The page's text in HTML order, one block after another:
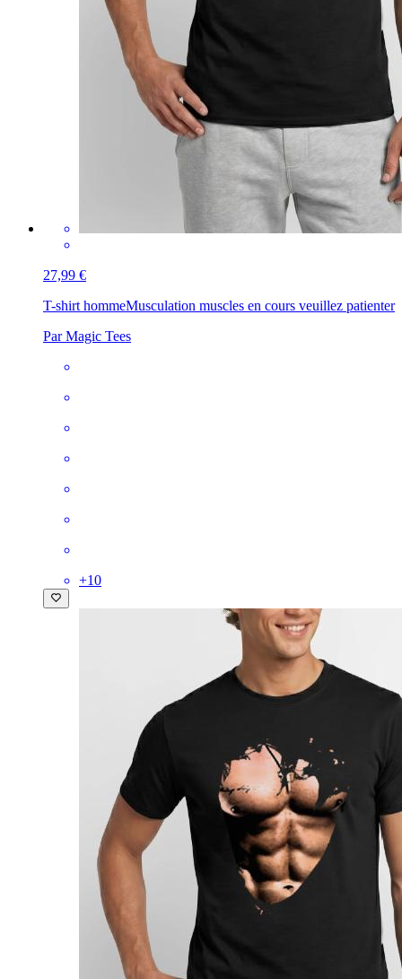
27,99 €
T-shirt hommeMusculation muscles en cours veuillez patienter
Par Magic Tees
+10